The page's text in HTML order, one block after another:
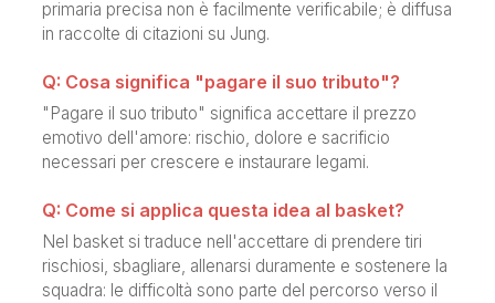
primaria precisa non è facilmente verificabile; è diffusa
in raccolte di citazioni su Jung.
Q: Cosa significa "pagare il suo tributo"?
"Pagare il suo tributo" significa accettare il prezzo
emotivo dell'amore: rischio, dolore e sacrificio
necessari per crescere e instaurare legami.
Q: Come si applica questa idea al basket?
Nel basket si traduce nell'accettare di prendere tiri
rischiosi, sbagliare, allenarsi duramente e sostenere la
squadra: le difficoltà sono parte del percorso verso il